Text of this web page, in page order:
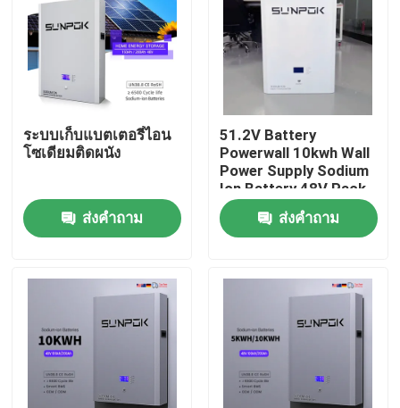
ระบบเก็บแบตเตอรี่ไอน
โซเดียมติดผนัง
ส่งคำถาม
51.2V Battery
Powerwall 10kwh Wall
Power Supply Sodium
Ion Battery 48V Pack
10 kw Sodium Ion
Battery 48Vส่งคำถาม